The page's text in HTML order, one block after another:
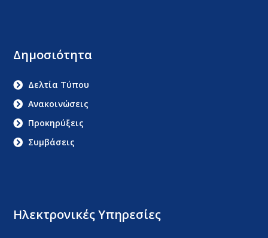
Ηλεκτρονικές Υπηρεσίες
Δημοσιότητα
Δελτία Τύπου
Ανακοινώσεις
Προκηρύξεις
Συμβάσεις